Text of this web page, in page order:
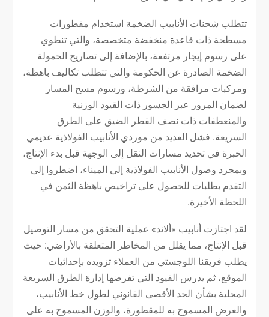
تتطلب شحنات الأنابيب الضخمة استخدام مقطورات
مسطحة ذات قاعدة منخفضة متخصصة، والتي تنطوي
على رسوم إيجار مرتفعة، بالإضافة إلى تصاريح الحمولة
الضخمة الصادرة عن الحكومة والتي تتطلب تكاليف باهظة،
ومركبات مرافقة من الشرطة، ورسوم مسح المسار
لضمان المرور عبر الجسور ذات القيود الوزنية
والمنعطفات ذات نصف القطر الضيق على الطرق
السريعة. فشل العديد من موردي الأنابيب الفولاذية عديمي
الخبرة في تحديد مسارات النقل إلى الوجهة قبل بدء الإنتاج،
وبمجرد وصول الأنابيب الفولاذية إلى الميناء، اضطروا إلى
التقدم بطلبات للحصول على تراخيص باهظة الثمن في
اللحظة الأخيرة.
لقد اجتازت أنابيب «ألاند» عملية التحقق من مسار التوصيل
قبل الإنتاج، مما يقلل من المخاطر المتعلقة بالأراضي: حيث
يطلب فريقنا اللوجستي من العملاء تزويده بإحداثيات
الموقع، ثم يدرس القيود التي تفرضها إدارة الطرق السريعة
المحلية بشأن الحد الأقصى القانوني لطول خط الأنابيب،
والعرض المسموح به للمقطورة، والوزن المسموح به على